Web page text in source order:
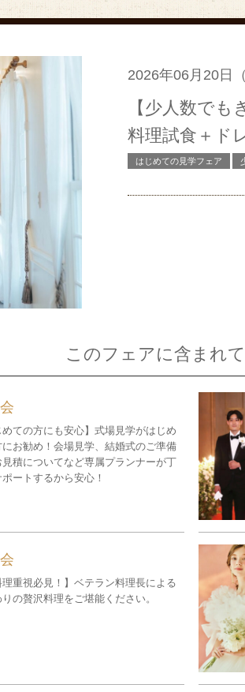
2026年06月20日（
【少人数で
料理試食＋ド
はじめての見学フェア
このフェアに含まれ
めての方にも安心】式場見学がはじめ
にお勧め！会場見学、結婚式のご準備
見積についてなど専属プランナーが丁
ートするから安心！
理重視必見！】ベテラン料理長による
りの贅沢料理をご堪能ください。